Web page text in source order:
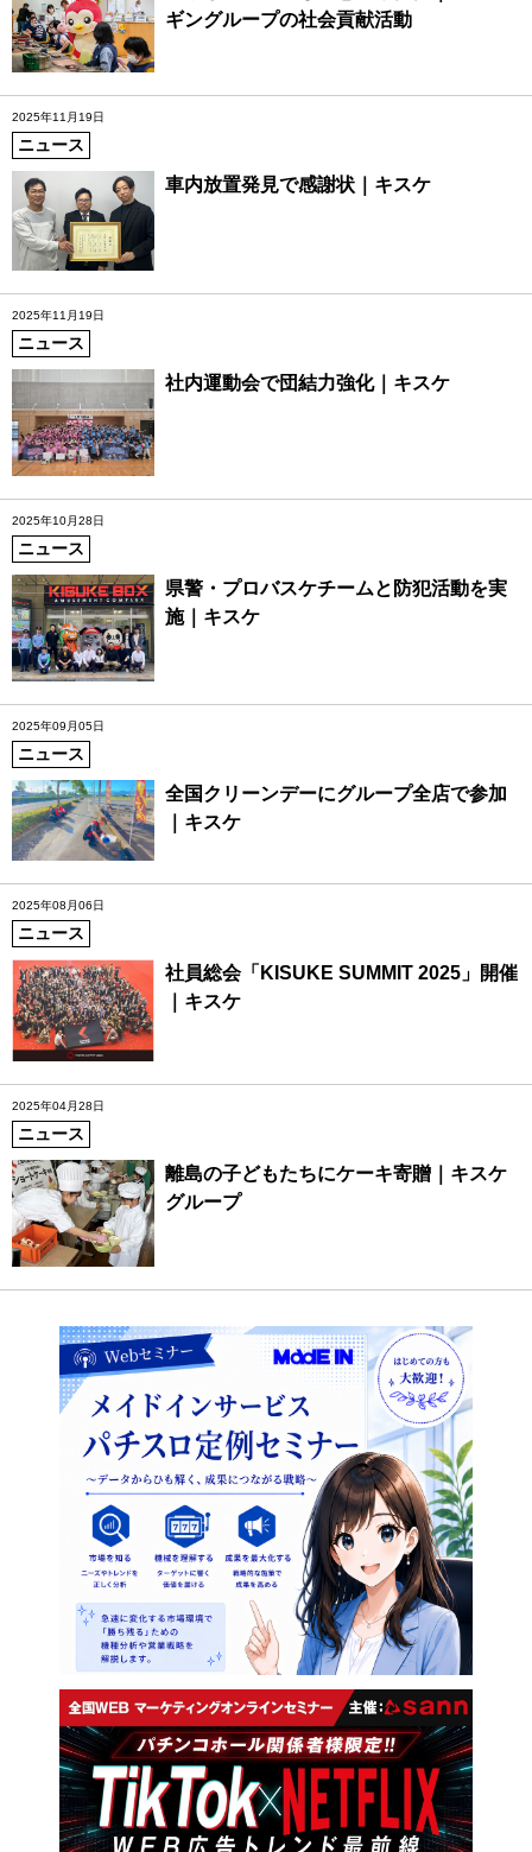
ギングループの社会貢献活動
2025年11月19日
ニュース
車内放置発見で感謝状｜キスケ
2025年11月19日
ニュース
社内運動会で団結力強化｜キスケ
2025年10月28日
ニュース
県警・プロバスケチームと防犯活動を実
施｜キスケ
2025年09月05日
ニュース
全国クリーンデーにグループ全店で参加
｜キスケ
2025年08月06日
ニュース
社員総会「KISUKE SUMMIT 2025」開催
｜キスケ
2025年04月28日
ニュース
離島の子どもたちにケーキ寄贈｜キスケ
グループ